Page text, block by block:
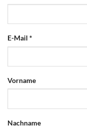
E-Mail *
E-
Mail
Vorname
Nachname